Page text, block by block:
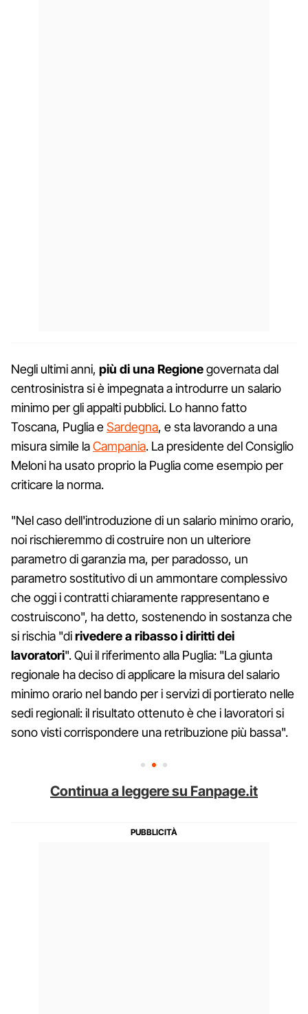
Negli ultimi anni, più di una Regionegovernata dal
centrosinistra si è impegnata a introdurre un salario
minimo per gli appalti pubblici. Lo hanno fatto
Toscana, Puglia eSardegna, e sta lavorando a una
misura simile laCampania. La presidente del Consiglio
Meloni ha usato proprio la Puglia come esempio per
criticare la norma.
"Nel caso dell'introduzione di un salario minimo orario,
noi rischieremmo di costruire non un ulteriore
parametro di garanzia ma, per paradosso, un
parametro sostitutivo di un ammontare complessivo
che oggi i contratti chiaramente rappresentano e
costruiscono", ha detto, sostenendo in sostanza che
si rischia "dirivedere a ribasso i diritti dei
lavoratori". Qui il riferimento alla Puglia: "La giunta
regionale ha deciso di applicare la misura del salario
minimo orario nel bando per i servizi di portierato nelle
sedi regionali: il risultato ottenuto è che i lavoratori si
sono visti corrispondere una retribuzione più bassa".
Continua a leggere su Fanpage.it